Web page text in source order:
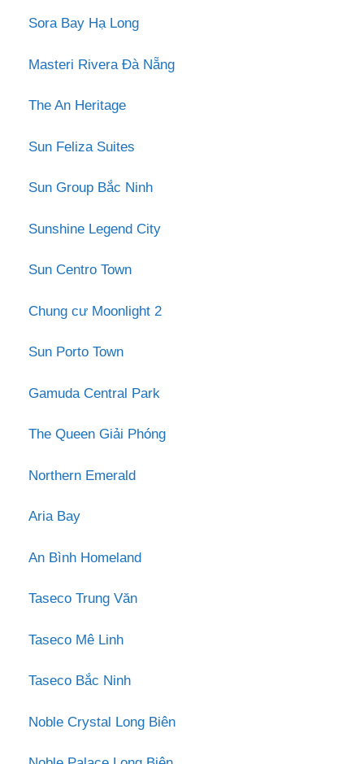
Sora Bay Hạ Long
Masteri Rivera Đà Nẵng
The An Heritage
Sun Feliza Suites
Sun Group Bắc Ninh
Sunshine Legend City
Sun Centro Town
Chung cư Moonlight 2
Sun Porto Town
Gamuda Central Park
The Queen Giải Phóng
Northern Emerald
Aria Bay
An Bình Homeland
Taseco Trung Văn
Taseco Mê Linh
Taseco Bắc Ninh
Noble Crystal Long Biên